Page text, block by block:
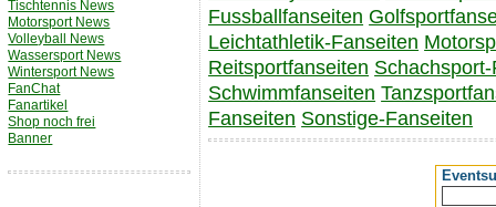
Tischtennis News
Motorsport News
Volleyball News
Wassersport News
Wintersport News
FanChat
Fanartikel
Shop noch frei
Banner
Fussballfanseiten
Leichtathletik-Fanseiten
Reitsportfanseiten
Schwimmfanseiten
Fanseiten Sonstige-Fanseiten